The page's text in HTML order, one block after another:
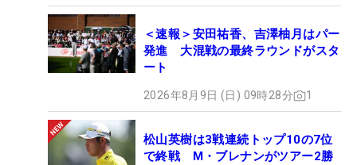
＜速報＞安田祐香、吉澤柚月はパー
発進 大混戦の最終ラウンドがスタ
ート
2026年8月9日 (日) 09時28分 1
松山英樹は3戦連続トップ10の7位
で終戦 M・ブレナンがツアー2勝